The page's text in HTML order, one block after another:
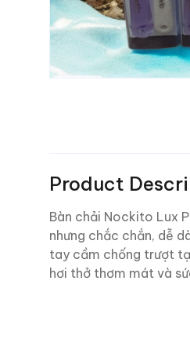
Product
Bàn chải Nockito Lux
nhưng chắc chắn, dễ
tay cầm chống trượt
hơi thở thơm mát và